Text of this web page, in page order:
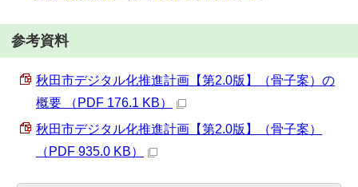
参考資料
秋田市デジタル化推進計画【第2.0版】（骨子案）の
概要 （PDF 176.1 KB）
秋田市デジタル化推進計画【第2.0版】（骨子案）
（PDF 935.0 KB）